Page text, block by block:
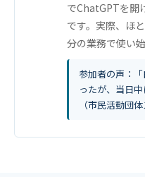
でChatGPTを開
です。実際、ほ
分の業務で使い
参加者の声：
ったが、当日
（市民活動団体